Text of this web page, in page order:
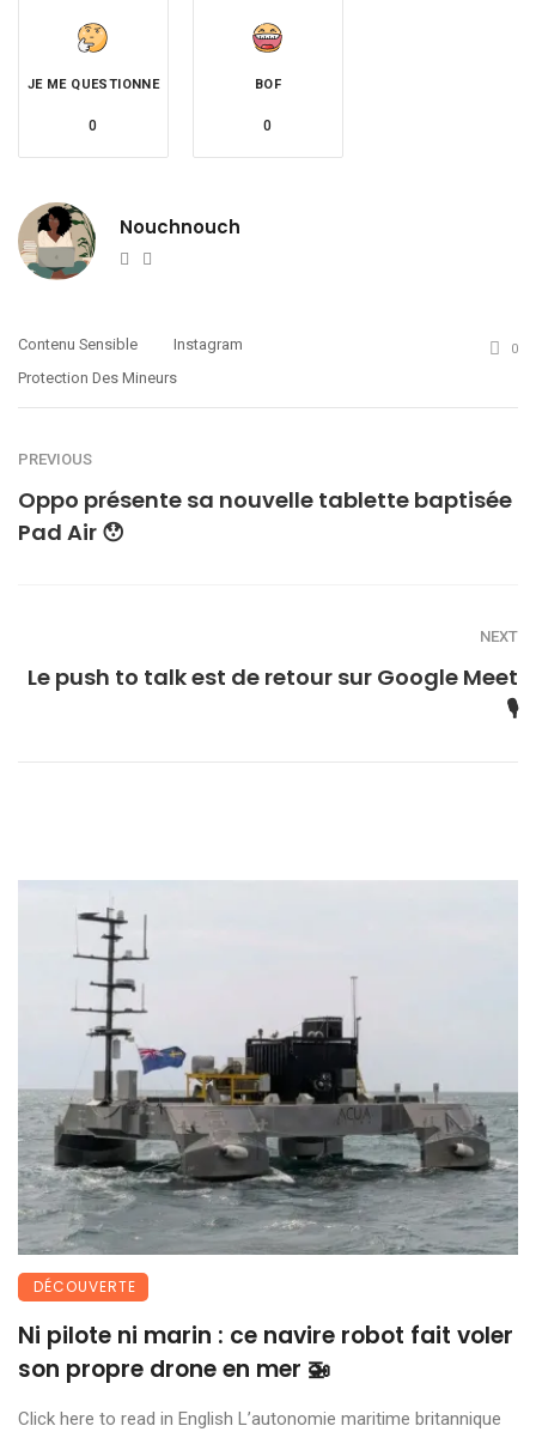
JE ME QUESTIONNE
0
BOF
0
Nouchnouch
Website
Contenu Sensible
Instagram
Protection Des Mineurs
0
PREVIOUS
Oppo présente sa nouvelle tablette baptisée
Pad Air 😯
NEXT
Le push to talk est de retour sur Google Meet
🎙️
DÉCOUVERTE
Ni pilote ni marin : ce navire robot fait voler
son propre drone en mer 🚁
Click here to read in English L’autonomie maritime britannique